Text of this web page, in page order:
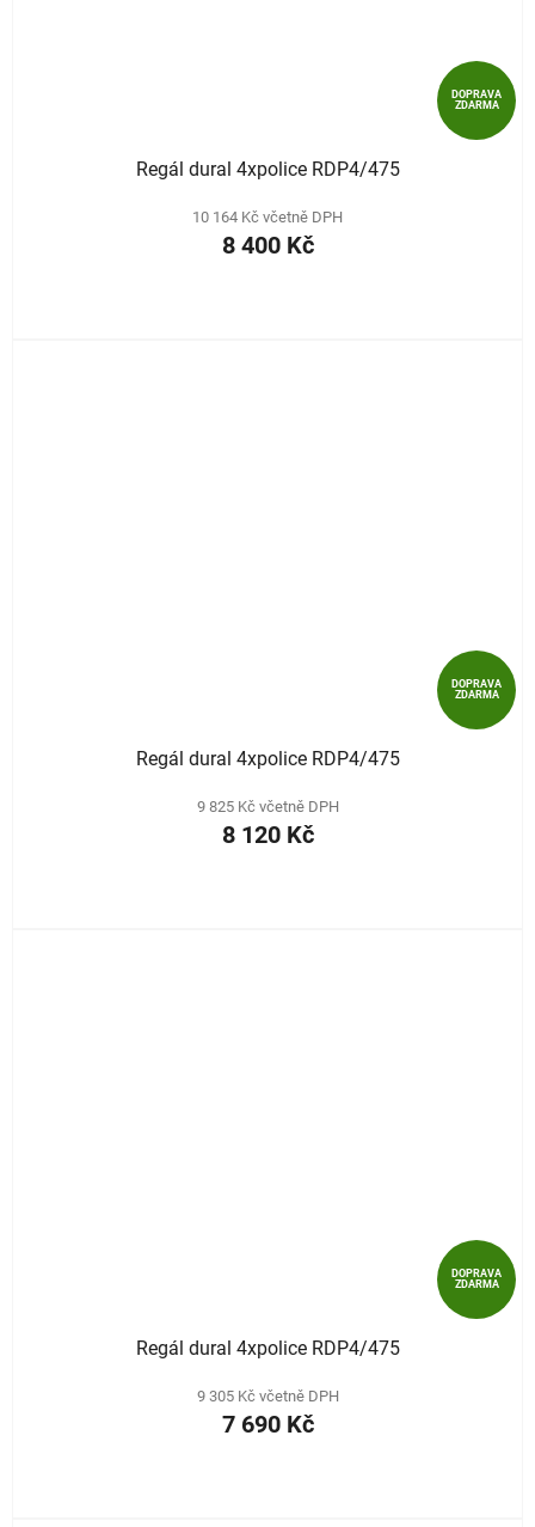
DOPRAVA
ZDARMA
Regál dural 4xpolice RDP4/475
10 164 Kč včetně DPH
8 400 Kč
DOPRAVA
ZDARMA
Regál dural 4xpolice RDP4/475
9 825 Kč včetně DPH
8 120 Kč
DOPRAVA
ZDARMA
Regál dural 4xpolice RDP4/475
9 305 Kč včetně DPH
7 690 Kč